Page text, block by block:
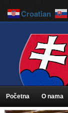
Početna O nama
Croatian